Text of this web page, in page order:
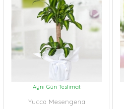
Aynı Gün Teslimat
Yucca Mesengena